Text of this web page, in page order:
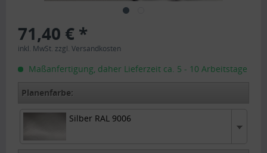
71,40 € *
inkl. MwSt. zzgl. Versandkosten
Maßanfertigung, daher Lieferzeit ca. 5 - 10 Arbeitstage
Planenfarbe:
Silber RAL 9006Silber RAL 9006